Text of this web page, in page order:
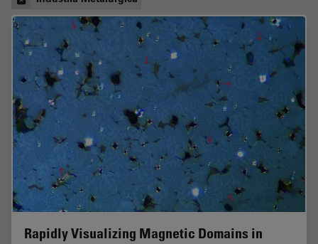
Rapidly Visualizing Magnetic Domains in